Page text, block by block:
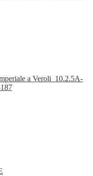
a Veroli_10.2.5A-